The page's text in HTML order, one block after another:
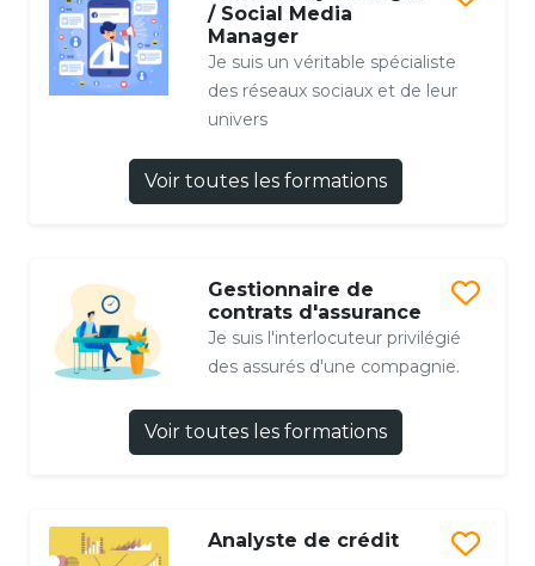
/ Social Media
Manager
Je suis un véritable spécialiste
des réseaux sociaux et de leur
univers
Voir toutes les formations
Gestionnaire de
contrats d'assurance
Je suis l'interlocuteur privilégié
des assurés d'une compagnie.
Voir toutes les formations
Analyste de crédit